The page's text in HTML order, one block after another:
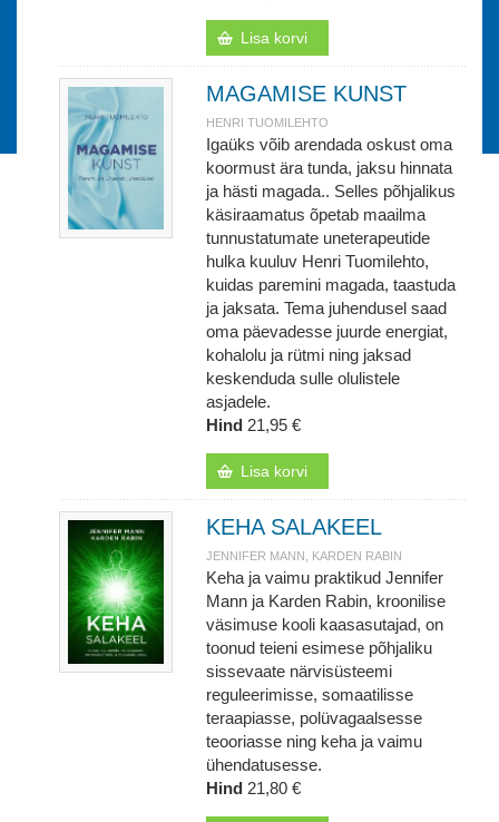
Lisa korvi
MAGAMISE KUNST
HENRI TUOMILEHTO
Igaüks võib arendada oskust oma
koormust ära tunda, jaksu hinnata
ja hästi magada.. Selles põhjalikus
käsiraamatus õpetab maailma
tunnustatumate uneterapeutide
hulka kuuluv Henri Tuomilehto,
kuidas paremini magada, taastuda
ja jaksata. Tema juhendusel saad
oma päevadesse juurde energiat,
kohalolu ja rütmi ning jaksad
keskenduda sulle olulistele
asjadele.
Hind 21,95 €
Lisa korvi
KEHA SALAKEEL
JENNIFER MANN, KARDEN RABIN
Keha ja vaimu praktikud Jennifer
Mann ja Karden Rabin, kroonilise
väsimuse kooli kaasasutajad, on
toonud teieni esimese põhjaliku
sissevaate närvisüsteemi
reguleerimisse, somaatilisse
teraapiasse, polüvagaalsesse
teooriasse ning keha ja vaimu
ühendatusesse.
Hind 21,80 €